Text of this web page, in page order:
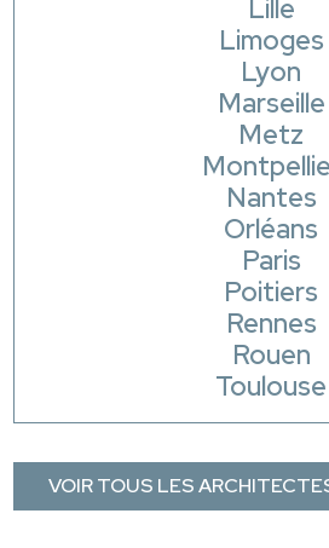
Lille
Limoges
Lyon
Marseille
Metz
Nantes
Orléans
Paris
Poitiers
Rennes
Rouen
Toulouse
VOIR TOUS LES